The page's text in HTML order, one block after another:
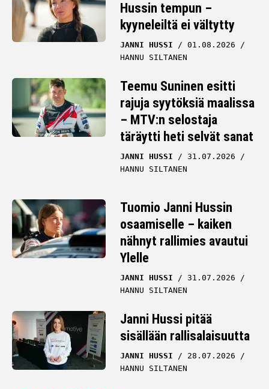
Hussin tempun –
kyyneleiltä ei vältytty
JANNI HUSSI
01.08.2026
HANNU SILTANEN
Teemu Suninen esitti
rajuja syytöksiä maalissa
– MTV:n selostaja
täräytti heti selvät sanat
JANNI HUSSI
31.07.2026
HANNU SILTANEN
Tuomio Janni Hussin
osaamiselle – kaiken
nähnyt rallimies avautui
Ylelle
JANNI HUSSI
31.07.2026
HANNU SILTANEN
Janni Hussi pitää
sisällään rallisalaisuutta
JANNI HUSSI
28.07.2026
HANNU SILTANEN